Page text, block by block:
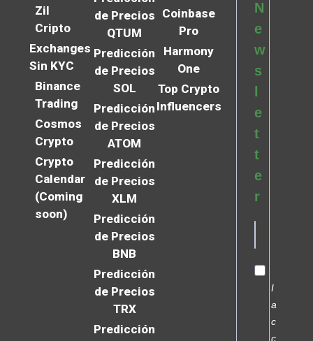
Zil
Cripto
Exchanges
Sin KYC
Binance
Trading
Cosmos
Crypto
Crypto
Calendar
(Coming
soon)
de Precios
QTUM
Predicción
de Precios
SOL
Predicción
de Precios
ATOM
Predicción
de Precios
XLM
Predicción
de Precios
BNB
Predicción
de Precios
TRX
Predicción
Coinbase
Pro
Harmony
One
Top Crypto
Influencers
N
e
w
s
e
t
t
e
r
I
a
c
c